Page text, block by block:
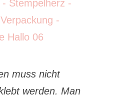
muss nicht
werden. Man